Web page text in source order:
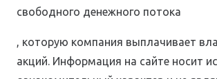
свободного денежного потока
, которую компания выплачивает
акций. Информация на сайте носит